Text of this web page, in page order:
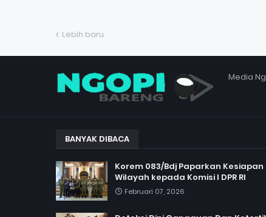
Lebih baru
Media
BANYAK DIBACA
Korem 083/Bdj Paparkan Kesiapan
Wilayah kepada Komisi I DPR RI
Februari 07, 2026